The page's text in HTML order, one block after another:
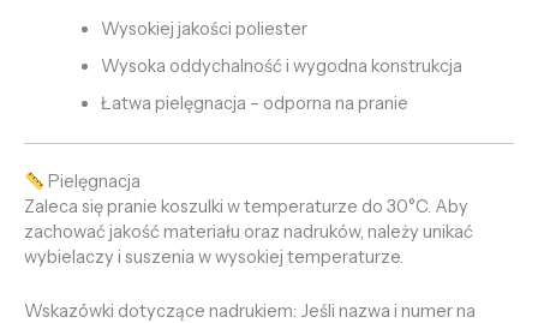
Wysokiej jakości poliester
Wysoka oddychalność i wygodna konstrukcja
Łatwa pielęgnacja – odporna na pranie
Pielęgnacja
Zaleca się pranie koszulki w temperaturze do 30°C. Aby
zachować jakość materiału oraz nadruków, należy unikać
wybielaczy i suszenia w wysokiej temperaturze.
Wskazówki dotyczące nadrukiem: Jeśli nazwa i numer na